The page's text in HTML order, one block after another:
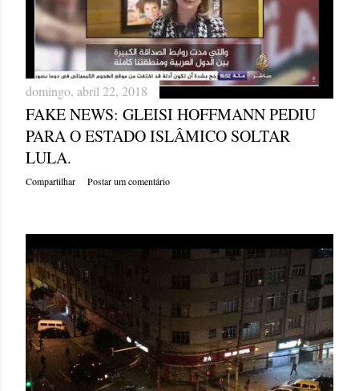
domingo, abril 22, 2018
FAKE NEWS: GLEISI HOFFMANN PEDIU
PARA O ESTADO ISLÂMICO SOLTAR
LULA.
Compartilhar Postar um comentário